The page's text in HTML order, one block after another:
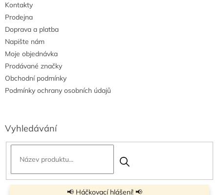
📢 Háčkovací hlášení! 📢
Kontakty
Prodejna
Doprava a platba
Napište nám
Moje objednávka
Prodávané značky
Obchodní podmínky
Podmínky ochrany osobních údajů
Vyhledávání